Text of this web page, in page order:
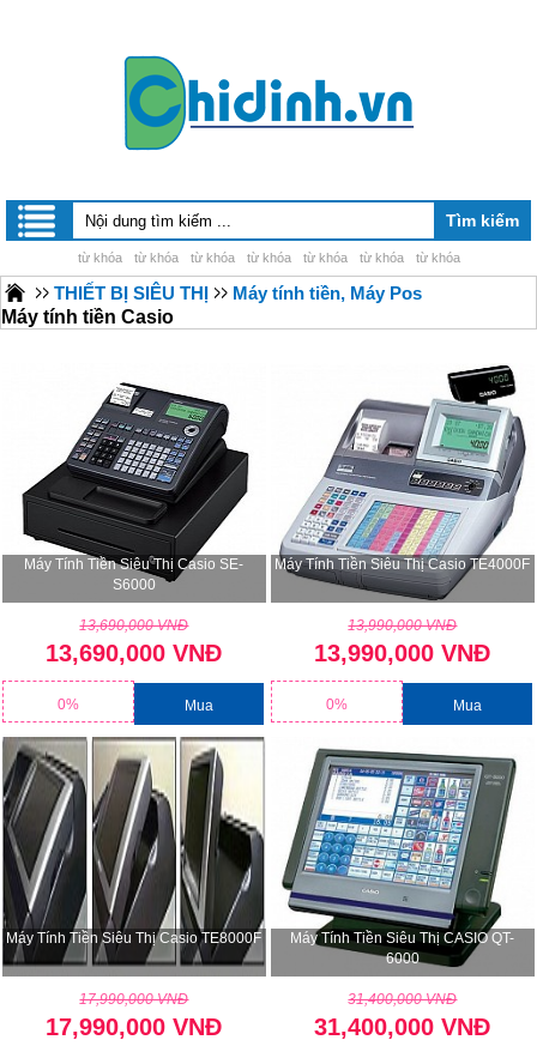
từ khóa từ khóa từ khóa từ khóa từ khóa từ khóa từ khóa
THIẾT BỊ SIÊU THỊ
Máy tính tiền, Máy Pos
Máy tính tiền Casio
Máy Tính Tiền Siêu Thị Casio SE-
S6000
13,690,000 VNĐ
13,690,000 VNĐ
0% Mua
Máy Tính Tiền Siêu Thị Casio TE4000F
13,990,000 VNĐ
13,990,000 VNĐ
0% Mua
Máy Tính Tiền Siêu Thị Casio TE8000F
17,990,000 VNĐ
17,990,000 VNĐ
Máy Tính Tiền Siêu Thị CASIO QT-
6000
31,400,000 VNĐ
31,400,000 VNĐ